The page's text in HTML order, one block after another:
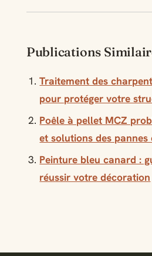
Publications
Traitement des
pour protéger votre
Poêle à pellet MCZ
et solutions des pannes
Peinture bleu canard :
réussir votre décoration